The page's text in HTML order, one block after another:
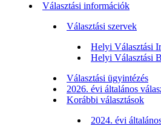
Választási információk
Választási szervek
Helyi Választási
Helyi Választási
Választási ügyintézés
2026. évi általános
Korábbi választások
2024. évi